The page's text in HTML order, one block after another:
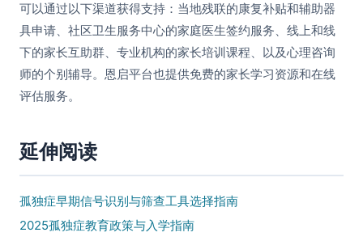
可以通过以下渠道获得支持：当地残联的康复补贴和辅助器
具申请、社区卫生服务中心的家庭医生签约服务、线上和线
下的家长互助群、专业机构的家长培训课程、以及心理咨询
师的个别辅导。恩启平台也提供免费的家长学习资源和在线
评估服务。
延伸阅读
孤独症早期信号识别与筛查工具选择指南
2025孤独症教育政策与入学指南